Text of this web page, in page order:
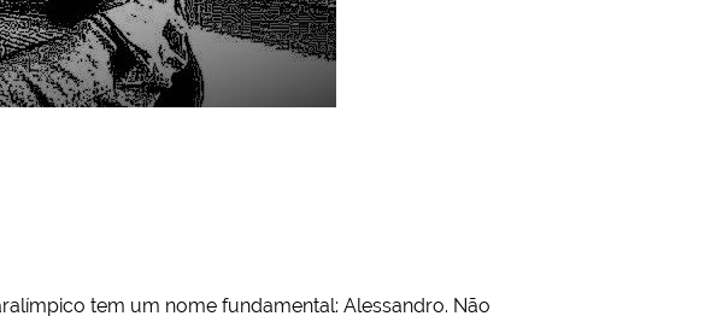
tem um nome fundamental: Alessandro. Não